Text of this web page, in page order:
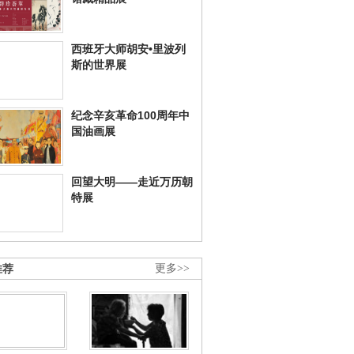
西班牙大师胡安•里波列
斯的世界展
纪念辛亥革命100周年中
国油画展
回望大明——走近万历朝
特展
更多>>
荐